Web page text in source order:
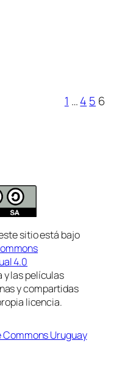
1 …4 5 6
sitio está bajo
4.0
y las películas
y compartidas
licencia.
Uruguay